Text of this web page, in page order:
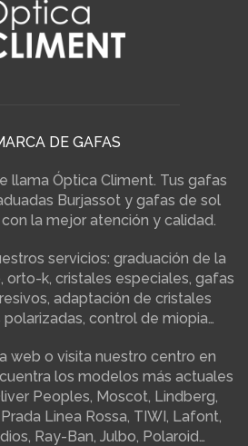
DE GAFAS
llama Óptica Climent. Tus gafas
Burjassot y gafas de sol
la mejor atención y calidad.
servicios: graduación de la
orto-k, cristales especiales, gafas
adaptación de cristales
control de miopia…
web o visita nuestro centro en
los modelos más actuales
Peoples, Moscot, Lindberg,
Linea Rossa, TIWI, Lafont,
Ray-Ban, Julbo, Polaroid…